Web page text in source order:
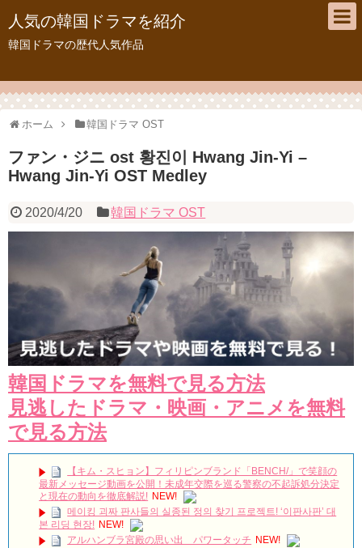
人気の韓国ドラマを紹介
韓国ドラマの歴代人気作品
ホーム 韓国ドラマ OST
ファン・ジニ ost 황진이 Hwang Jin-Yi –
Hwang Jin-Yi OST Medley
2020/4/20 韓国ドラマ OST
韓国ドラマを無料で見る方法
見逃したドラマ・映画・アニメを無料
で見る方法
【キム・スヒョン】フィリピンブランド「BENCH/」で笑顔の
最新メッセージ動画を公開！未成年交際を巡る警察の不起訴処分決定
と現在の動向を徹底解説! NEW!
메이킹 괴짜 판사들의 실종된 정의 찾기 프로젝트! ‘이판사판’ 대
본 리딩 현장! NEW!
アルハンブラ宮殿の思い出 パワータッチ NEW!